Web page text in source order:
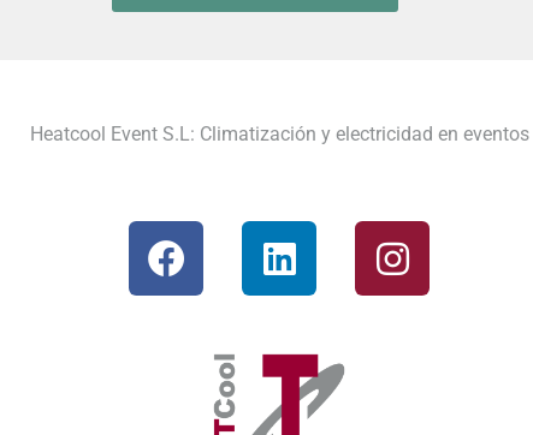
Heatcool Event S.L: Climatización y electricidad en eventos